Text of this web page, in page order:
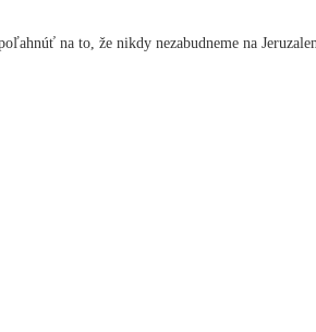
na to, že nikdy nezabudneme na